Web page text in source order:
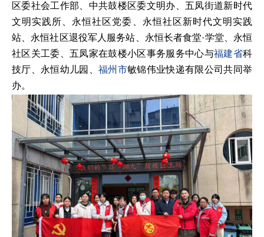
区委社会工作部、中共鼓楼区委文明办、五凤街道新时代
文明实践所、永恒社区党委、永恒社区新时代文明实践
站、永恒社区退役军人服务站、永恒长者食堂·学堂、永恒
社区关工委、五凤家在鼓楼小区事务服务中心与福建省科
技厅、永恒幼儿园、 福州市敏锦伟业快递有限公司共同举
办。